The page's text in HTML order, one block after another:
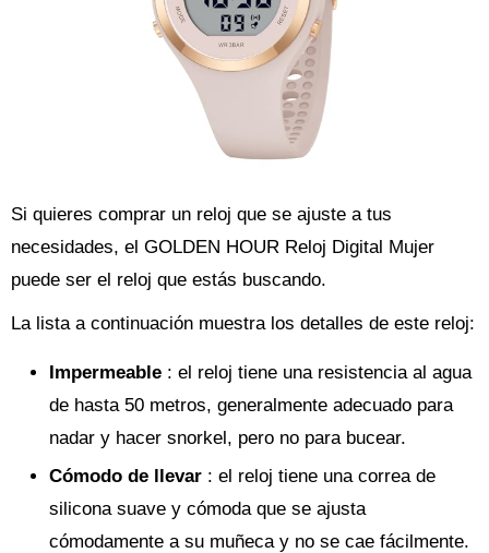
Si quieres comprar un reloj que se ajuste a tus
necesidades, el GOLDEN HOUR Reloj Digital Mujer
puede ser el reloj que estás buscando.
La lista a continuación muestra los detalles de este reloj:
Impermeable : el reloj tiene una resistencia al agua
de hasta 50 metros, generalmente adecuado para
nadar y hacer snorkel, pero no para bucear.
Cómodo de llevar : el reloj tiene una correa de
silicona suave y cómoda que se ajusta
cómodamente a su muñeca y no se cae fácilmente.